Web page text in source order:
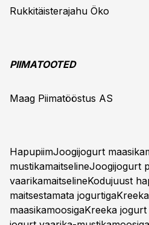
Rukkitäisterajahu Öko
PIIMATOOTED
Maag Piimatööstus AS
HapupiimJoogijogurt
mustikamaitselineJoogijogurt
vaarikamaitselineKodujuust
maitsestamata
maasikamoosigaKreeka